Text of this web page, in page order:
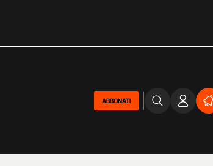
ABBONATI